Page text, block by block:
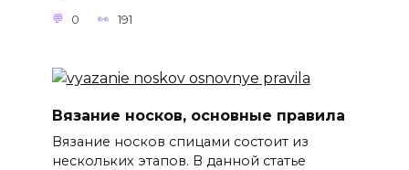
0 191
Вязание носков, основные правила
Вязание носков спицами состоит из
нескольких этапов. В данной статье